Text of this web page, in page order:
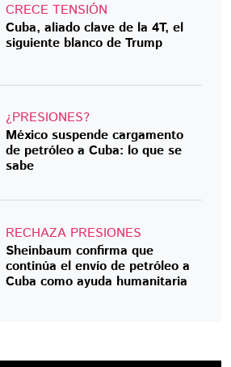
CRECE TENSIÓN
Cuba, aliado clave de la 4T, el
siguiente blanco de Trump
¿PRESIONES?
México suspende cargamento
de petróleo a Cuba: lo que se
sabe
RECHAZA PRESIONES
Sheinbaum confirma que
continúa el envío de petróleo a
Cuba como ayuda humanitaria